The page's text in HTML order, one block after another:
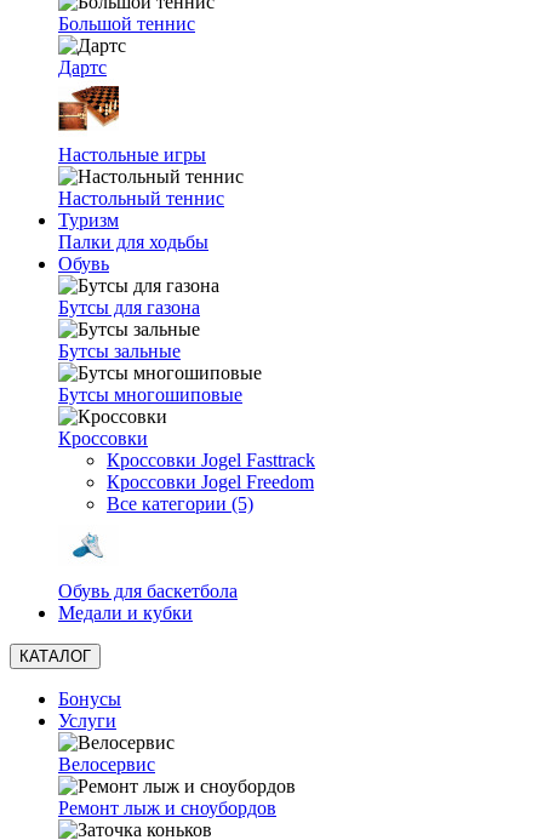
Большой теннис
Дартс
Настольные игры
Настольный теннис
Туризм
Палки для ходьбы
Обувь
Бутсы для газона
Бутсы зальные
Бутсы многошиповые
Кроссовки
Кроссовки Jogel Fasttrack
Кроссовки Jogel Freedom
Все категории (5)
Обувь для баскетбола
Медали и кубки
КАТАЛОГ
Бонусы
Услуги
Велосервис
Ремонт лыж и сноубордов